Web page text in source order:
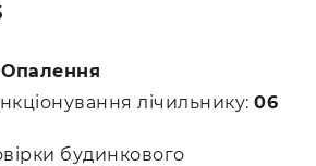
Опалення
лічильнику: 06
будинкового